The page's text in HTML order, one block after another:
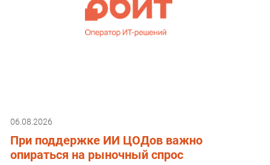
06.08.2026
При поддержке ИИ ЦОДов важно
опираться на рыночный спрос